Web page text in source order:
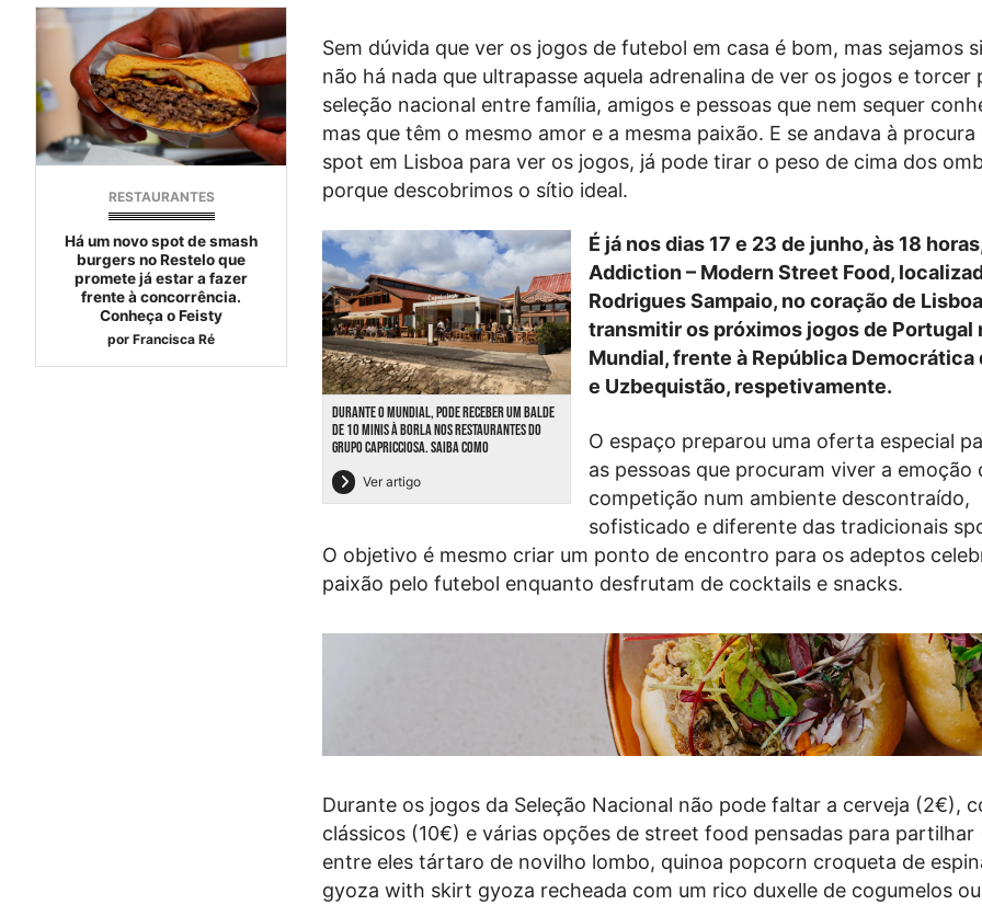
RESTAURANTES
Há um novo spot de smash
burgers no Restelo que
promete já estar a fazer
frente à concorrência.
Conheça o Feisty
por Francisca Ré
Sem dúvida que ver os jogos de futebol em casa é bom, mas sejamos
não há nada que ultrapasse aquela adrenalina de ver os jogos e torcer
seleção nacional entre família, amigos e pessoas que nem sequer
mas que têm o mesmo amor e a mesma paixão. E se andava à procura
spot em Lisboa para ver os jogos, já pode tirar o peso de cima dos
porque descobrimos o sítio ideal.
DURANTE O MUNDIAL, PODE RECEBER UM BALDE
DE 10 MINIS À BORLA NOS RESTAURANTES DO
GRUPO CAPRICCIOSA. SAIBA COMO
Ver artigo
É já nos dias 17 e 23 de junho, às 18
Addiction – Modern Street Food,
Rodrigues Sampaio, no coração de
transmitir os próximos jogos de Portugal
Mundial, frente à República Democrática
e Uzbequistão, respetivamente.
O espaço preparou uma oferta especial
as pessoas que procuram viver a emoção
competição num ambiente descontraído,
sofisticado e diferente das tradicionais
O objetivo é mesmo criar um ponto de encontro para os adeptos
paixão pelo futebol enquanto desfrutam de cocktails e snacks.
Durante os jogos da Seleção Nacional não pode faltar a cerveja (2€),
clássicos (10€) e várias opções de street food pensadas para partilhar
entre eles tártaro de novilho lombo, quinoa popcorn croqueta de
gyoza with skirt gyoza recheada com um rico duxelle de cogumelos